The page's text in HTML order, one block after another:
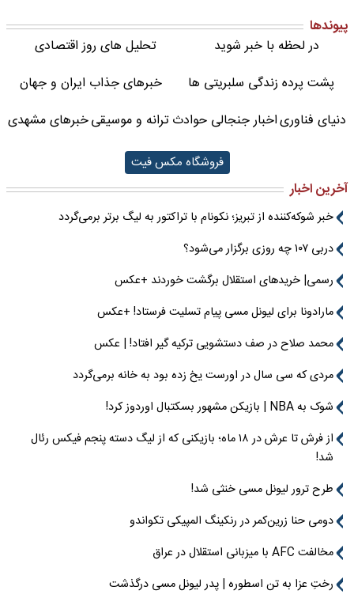
پیوندها
در لحظه با خبر شوید
تحلیل های روز اقتصادی
پشت پرده زندگی سلبریتی ها
خبرهای جذاب ایران و جهان
دنیای فناوریاخبار جنجالی حوادثترانه و موسیقیخبرهای مشهدی
فروشگاه مکس فیت
آخرین اخبار
خبر شوکه‌کننده از تبریز؛ نکونام با تراکتور به لیگ برتر برمی‌گردد
دربی ۱۰۷ چه روزی برگزار می‌شود؟
رسمی| خریدهای استقلال برگشت خوردند +عکس
مارادونا برای لیونل مسی پیام تسلیت فرستاد! +عکس
محمد صلاح در صف دستشویی ترکیه گیر افتاد! | عکس
مردی که سی سال در اورست یخ زده بود به خانه برمی‌گردد
شوک به NBA | بازیکن مشهور بسکتبال اوردوز کرد!
از فرش تا عرش در ۱۸ ماه؛ بازیکنی که از لیگ دسته پنجم فیکس رئال
شد!
طرح ترور لیونل مسی خنثی شد!
دومی حنا زرین‌کمر در رنکینگ المپیکی تکواندو
مخالفت AFC با میزبانی استقلال در عراق
رختِ عزا به تن اسطوره | پدر لیونل مسی درگذشت